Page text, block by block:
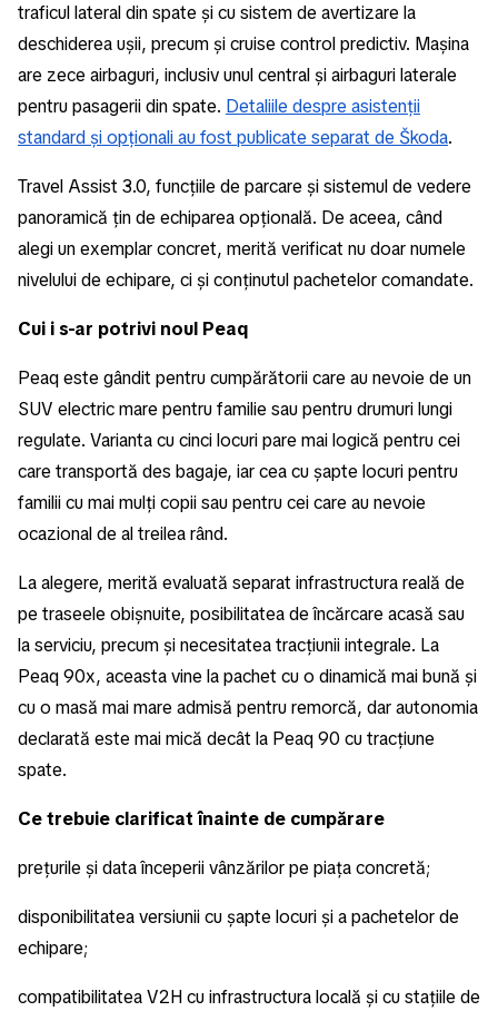
traficul lateral din spate și cu sistem de avertizare la
deschiderea ușii, precum și cruise control predictiv. Mașina
are zece airbaguri, inclusiv unul central și airbaguri laterale
pentru pasagerii din spate. Detaliile despre asistenții
standard și opționali au fost publicate separat de Škoda.
Travel Assist 3.0, funcțiile de parcare și sistemul de vedere
panoramică țin de echiparea opțională. De aceea, când
alegi un exemplar concret, merită verificat nu doar numele
nivelului de echipare, ci și conținutul pachetelor comandate.
Cui i s-ar potrivi noul Peaq
Peaq este gândit pentru cumpărătorii care au nevoie de un
SUV electric mare pentru familie sau pentru drumuri lungi
regulate. Varianta cu cinci locuri pare mai logică pentru cei
care transportă des bagaje, iar cea cu șapte locuri pentru
familii cu mai mulți copii sau pentru cei care au nevoie
ocazional de al treilea rând.
La alegere, merită evaluată separat infrastructura reală de
pe traseele obișnuite, posibilitatea de încărcare acasă sau
la serviciu, precum și necesitatea tracțiunii integrale. La
Peaq 90x, aceasta vine la pachet cu o dinamică mai bună și
cu o masă mai mare admisă pentru remorcă, dar autonomia
declarată este mai mică decât la Peaq 90 cu tracțiune
spate.
Ce trebuie clarificat înainte de cumpărare
prețurile și data începerii vânzărilor pe piața concretă;
disponibilitatea versiunii cu șapte locuri și a pachetelor de
echipare;
compatibilitatea V2H cu infrastructura locală și cu stațiile de